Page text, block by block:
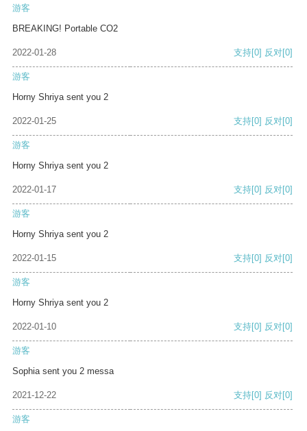
游客
BREAKING! Portable CO2
2022-01-28 支持[0] 反对[0]
游客
Horny Shriya sent you 2
2022-01-25 支持[0] 反对[0]
游客
Horny Shriya sent you 2
2022-01-17 支持[0] 反对[0]
游客
Horny Shriya sent you 2
2022-01-15 支持[0] 反对[0]
游客
Horny Shriya sent you 2
2022-01-10 支持[0] 反对[0]
游客
Sophia sent you 2 messa
2021-12-22 支持[0] 反对[0]
游客